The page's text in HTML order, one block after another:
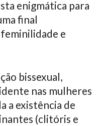
enigmática para
final
e
bissexual,
nas mulheres
a existência de
(clitóris e